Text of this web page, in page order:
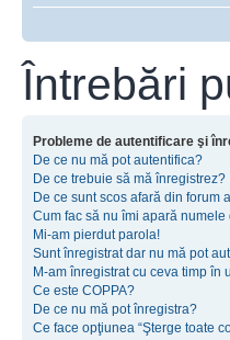
Întrebări
Probleme de autentificare şi
De ce nu mă pot autentifica?
De ce trebuie să mă înregistrez?
De ce sunt scos afară din forum
Cum fac să nu îmi apară
Mi-am pierdut parola!
Sunt înregistrat dar nu mă pot
M-am înregistrat cu ceva timp în
Ce este COPPA?
De ce nu mă pot înregistra?
Ce face opţiunea “Şterge toate